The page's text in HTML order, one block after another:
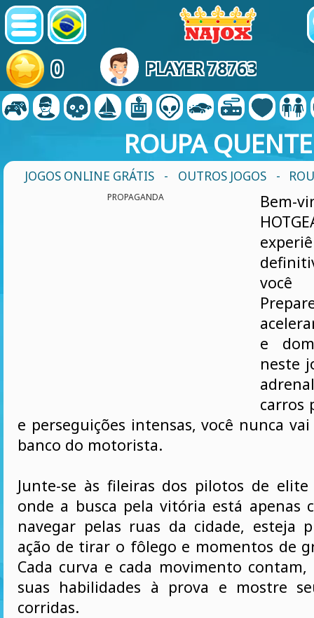
0 PLAYER 78763
ROUPA QUENTE
JOGOS ONLINE GRÁTIS - OUTROS JOGOS -
PROPAGANDA
você
e
neste
carros
e perseguições intensas, você nunca
banco do motorista.
Junte-se às fileiras dos pilotos de elite
onde a busca pela vitória está apenas
navegar pelas ruas da cidade, esteja
ação de tirar o fôlego e momentos de
Cada curva e cada movimento
suas habilidades à prova e mostre
corridas.